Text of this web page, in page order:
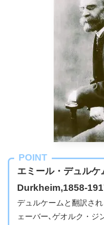
POINT
エミール・デュルケ
Durkheim,1858-
デュルケームと翻訳さ
ェーバー､ゲオルク・ジ